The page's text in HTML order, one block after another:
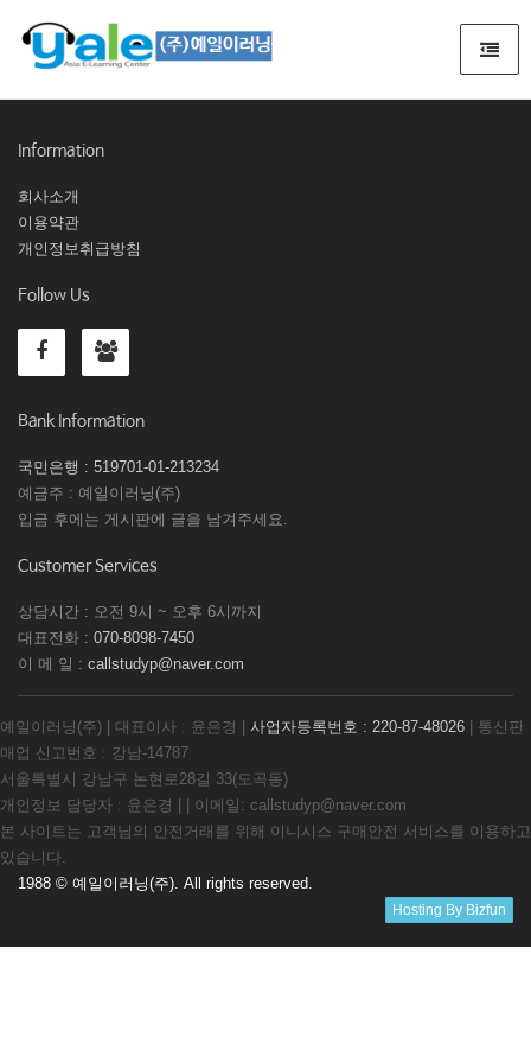
Information
회사소개
이용약관
개인정보취급방침
Follow Us
Bank Information
국민은행 : 519701-01-213234
예금주 : 예일이러닝(주)
입금 후에는 게시판에 글을 남겨주세요.
Customer Services
상담시간 : 오전 9시 ~ 오후 6시까지
대표전화 : 070-8098-7450
이 메 일 : callstudyp@naver.com
예일이러닝(주) | 대표이사 : 윤은경 | 사업자등록번호 : 220-87-48026 | 통신판
매업 신고번호 : 강남-14787
서울특별시 강남구 논현로28길 33(도곡동)
개인정보 담당자 : 윤은경 | | 이메일: callstudyp@naver.com
본 사이트는 고객님의 안전거래를 위해 이니시스 구매안전 서비스를 이용하고
있습니다.
1988 © 예일이러닝(주). All rights reserved.
Hosting By Bizfun